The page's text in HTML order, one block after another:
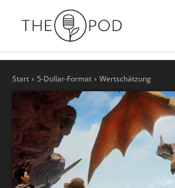
Start 5-Dollar-Format Wertschätzung